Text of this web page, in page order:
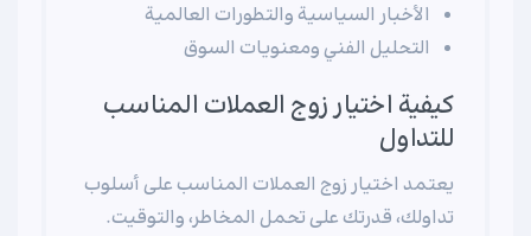
الأخبار السياسية والتطورات العالمية
التحليل الفني ومعنويات السوق
كيفية اختيار زوج العملات المناسب
للتداول
يعتمد اختيار زوج العملات المناسب على أسلوب
تداولك، قدرتك على تحمل المخاطر، والتوقيت.